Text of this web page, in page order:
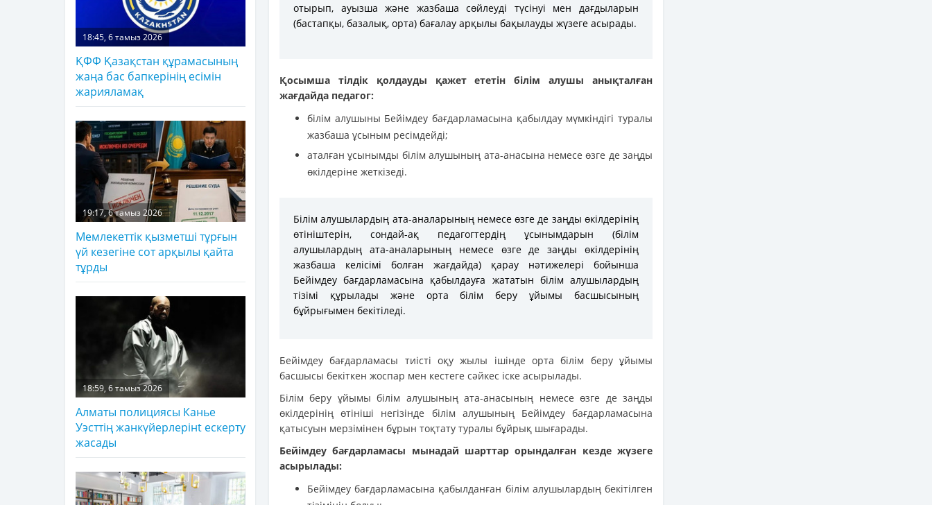
отырып, ауызша және жазбаша сөйлеуді түсінуі мен дағдыларын
(бастапқы, базалық, орта) бағалау арқылы бақылауды жүзеге асырады.
Қосымша тілдік қолдауды қажет ететін білім алушы анықталған
жағдайда педагог:
білім алушыны Бейімдеу бағдарламасына қабылдау мүмкіндігі туралы
жазбаша ұсыным ресімдейді;
аталған ұсынымды білім алушының ата-анасына немесе өзге де заңды
өкілдеріне жеткізеді.
Білім алушылардың ата-аналарының немесе өзге де заңды өкілдерінің
өтініштерін, сондай-ақ педагогтердің ұсынымдарын (білім
алушылардың ата-аналарының немесе өзге де заңды өкілдерінің
жазбаша келісімі болған жағдайда) қарау нәтижелері бойынша
Бейімдеу бағдарламасына қабылдауға жататын білім алушылардың
тізімі құрылады және орта білім беру ұйымы басшысының
бұйрығымен бекітіледі.
Бейімдеу бағдарламасы тиісті оқу жылы ішінде орта білім беру ұйымы
басшысы бекіткен жоспар мен кестеге сәйкес іске асырылады.
Білім беру ұйымы білім алушының ата-анасының немесе өзге де заңды
өкілдерінің өтініші негізінде білім алушының Бейімдеу бағдарламасына
қатысуын мерзімінен бұрын тоқтату туралы бұйрық шығарады.
Бейімдеу бағдарламасы мынадай шарттар орындалған кезде жүзеге
асырылады:
Бейімдеу бағдарламасына қабылданған білім алушылардың бекітілген
18:45, 6 тамыз 2026
ҚФФ Қазақстан құрамасының
жаңа бас бапкерінің есімін
жарияламақ
19:17, 6 тамыз 2026
Мемлекеттік қызметші тұрғын
үй кезегіне сот арқылы қайта
тұрды
18:59, 6 тамыз 2026
Алматы полициясы Канье
Уэсттің жанкүйерлерінt ескерту
жасады